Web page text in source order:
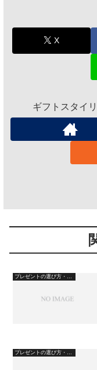
X
ギフトスタイ
プレゼントの選び方・心理